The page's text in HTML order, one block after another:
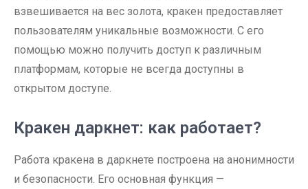
взвешивается на вес золота, кракен предоставляет
пользователям уникальные возможности. С его
помощью можно получить доступ к различным
платформам, которые не всегда доступны в
открытом доступе.
Кракен даркнет: как работает?
Работа кракена в даркнете построена на анонимности
и безопасности. Его основная функция —